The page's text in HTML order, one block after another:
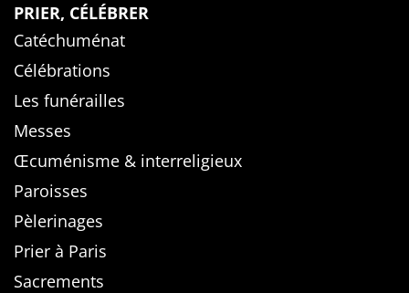
PRIER, CÉLÉBRER
Catéchuménat
Célébrations
Les funérailles
Messes
Œcuménisme & interreligieux
Paroisses
Pèlerinages
Prier à Paris
Sacrements